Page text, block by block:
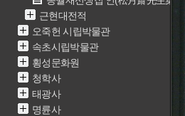
근현대전적
오죽헌 시립박물관
속초시립박물관
횡성문화원
청학사
태광사
명륜사